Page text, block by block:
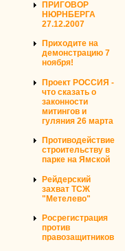
ПРИГОВОР
НЮРНБЕРГА
27.12.2007
Приходите на
демонстрацию 7
ноября!
Проект РОССИЯ -
что сказать о
законности
митингов и
гуляния 26 марта
Противодействие
строительству в
парке на Ямской
Рейдерский
захват ТСЖ
"Метелево"
Росрегистрация
против
правозащитников